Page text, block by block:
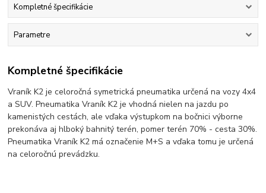
Kompletné špecifikácie
Parametre
Kompletné špecifikácie
Vraník K2 je celoročná symetrická pneumatika určená na vozy 4x4
a SUV. Pneumatika Vraník K2 je vhodná nielen na jazdu po
kamenistých cestách, ale vďaka výstupkom na bočnici výborne
prekonáva aj hlboký bahnitý terén, pomer terén 70% - cesta 30%.
Pneumatika Vraník K2 má označenie M+S a vďaka tomu je určená
na celoročnú prevádzku.